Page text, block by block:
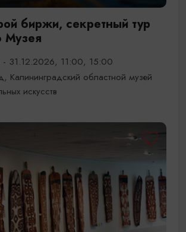
биржи, секретный тур
Музея
31.12.2026, 11:00, 15:00
Калининградский областной музей
искусств